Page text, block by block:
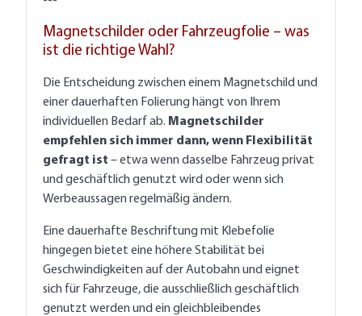
Magnetschilder oder Fahrzeugfolie – was
ist die richtige Wahl?
Die Entscheidung zwischen einem Magnetschild und
einer dauerhaften Folierung hängt von Ihrem
individuellen Bedarf ab. Magnetschilder
empfehlen sich immer dann, wenn Flexibilität
gefragt ist – etwa wenn dasselbe Fahrzeug privat
und geschäftlich genutzt wird oder wenn sich
Werbeaussagen regelmäßig ändern.
Eine dauerhafte Beschriftung mit Klebefolie
hingegen bietet eine höhere Stabilität bei
Geschwindigkeiten auf der Autobahn und eignet
sich für Fahrzeuge, die ausschließlich geschäftlich
genutzt werden und ein gleichbleibendes